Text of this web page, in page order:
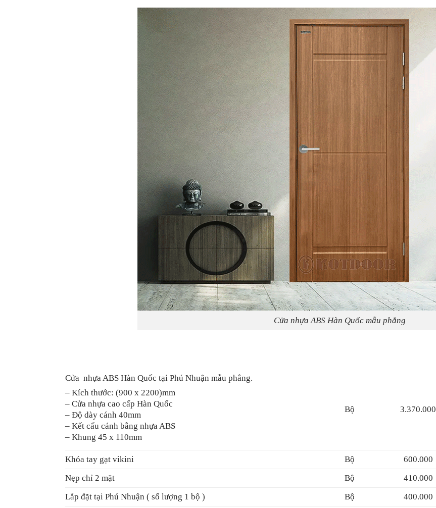
Cửa nhựa ABS Hàn Quốc mẫu phẳng
Cửa nhựa ABS Hàn Quốc tại Phú Nhuận mẫu phẳng.
– Kích thước: (900 x 2200)mm
– Cửa nhựa cao cấp Hàn Quốc
– Độ dày cánh 40mm
– Kết cấu cánh bằng nhựa ABS
– Khung 45 x 110mm
Bộ 3.370.000
Khóa tay gạt vikini Bộ 600.000
Nẹp chỉ 2 mặt
Bộ 410.000
Lắp đặt tại Phú Nhuận ( số lượng 1 bộ )
Bộ 400.000